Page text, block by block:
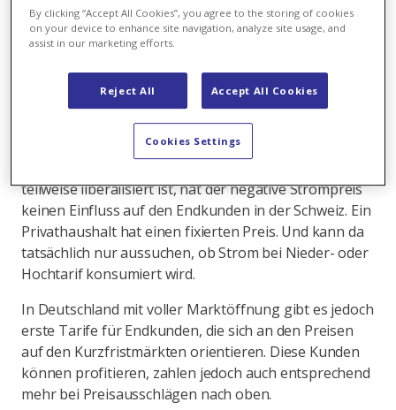
die Maschinen laufen mit flexiblem Tarif – sie
bekommen Geld dafür, dass sie den Strom brauchen,
wenn gerade zu viel eingespiesen wird.
Schweizer Unternehmen können profitieren
Das ist sozusagen wie eine extreme Variante des
Niedertarifs beim Endkunden. Und da sind wir bei
teilweise liberalisiert ist, hat der negative Strompreis
keinen Einfluss auf den Endkunden in der Schweiz. Ein
Privathaushalt hat einen fixierten Preis. Und kann da
tatsächlich nur aussuchen, ob Strom bei Nieder- oder
Hochtarif konsumiert wird.
In Deutschland mit voller Marktöffnung gibt es jedoch
erste Tarife für Endkunden, die sich an den Preisen
auf den Kurzfristmärkten orientieren. Diese Kunden
können profitieren, zahlen jedoch auch entsprechend
mehr bei Preisausschlägen nach oben.
By clicking “Accept All Cookies”, you agree to the storing of cookies
on your device to enhance site navigation, analyze site usage, and
assist in our marketing efforts.
Reject All Accept All Cookies
Cookies Settings